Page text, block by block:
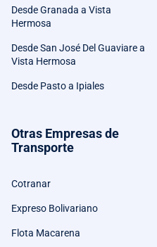
Desde Granada a Vista
Hermosa
Desde San José Del Guaviare a
Vista Hermosa
Desde Pasto a Ipiales
Otras Empresas de
Transporte
Cotranar
Expreso Bolivariano
Flota Macarena